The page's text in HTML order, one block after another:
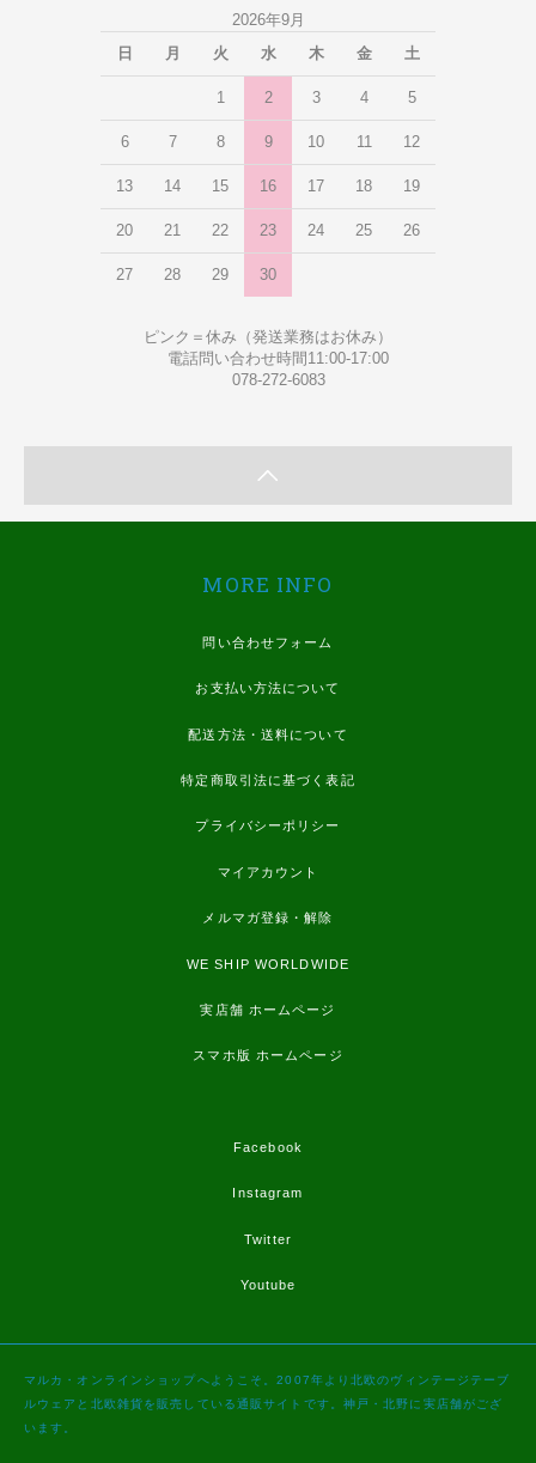
2026年9月
日
月 火 水 木 金 土
1 2 3 4 5
6 7 8 9 10 11 12
13 14 15 16 17 18 19
20 21 22 23 24 25 26
27 28 29 30
ピンク＝休み（発送業務はお休み）
電話問い合わせ時間11:00-17:00
078-272-6083
MORE INFO
問い合わせフォーム
お支払い方法について
配送方法・送料について
特定商取引法に基づく表記
プライバシーポリシー
マイアカウント
メルマガ登録・解除
WE SHIP WORLDWIDE
実店舗 ホームページ
スマホ版 ホームページ
Facebook
Instagram
Twitter
Youtube
マルカ・オンラインショップへようこそ。2007年より北欧のヴィンテージテーブ
ルウェアと北欧雑貨を販売している通販サイトです。神戸・北野に実店舗がござ
います。